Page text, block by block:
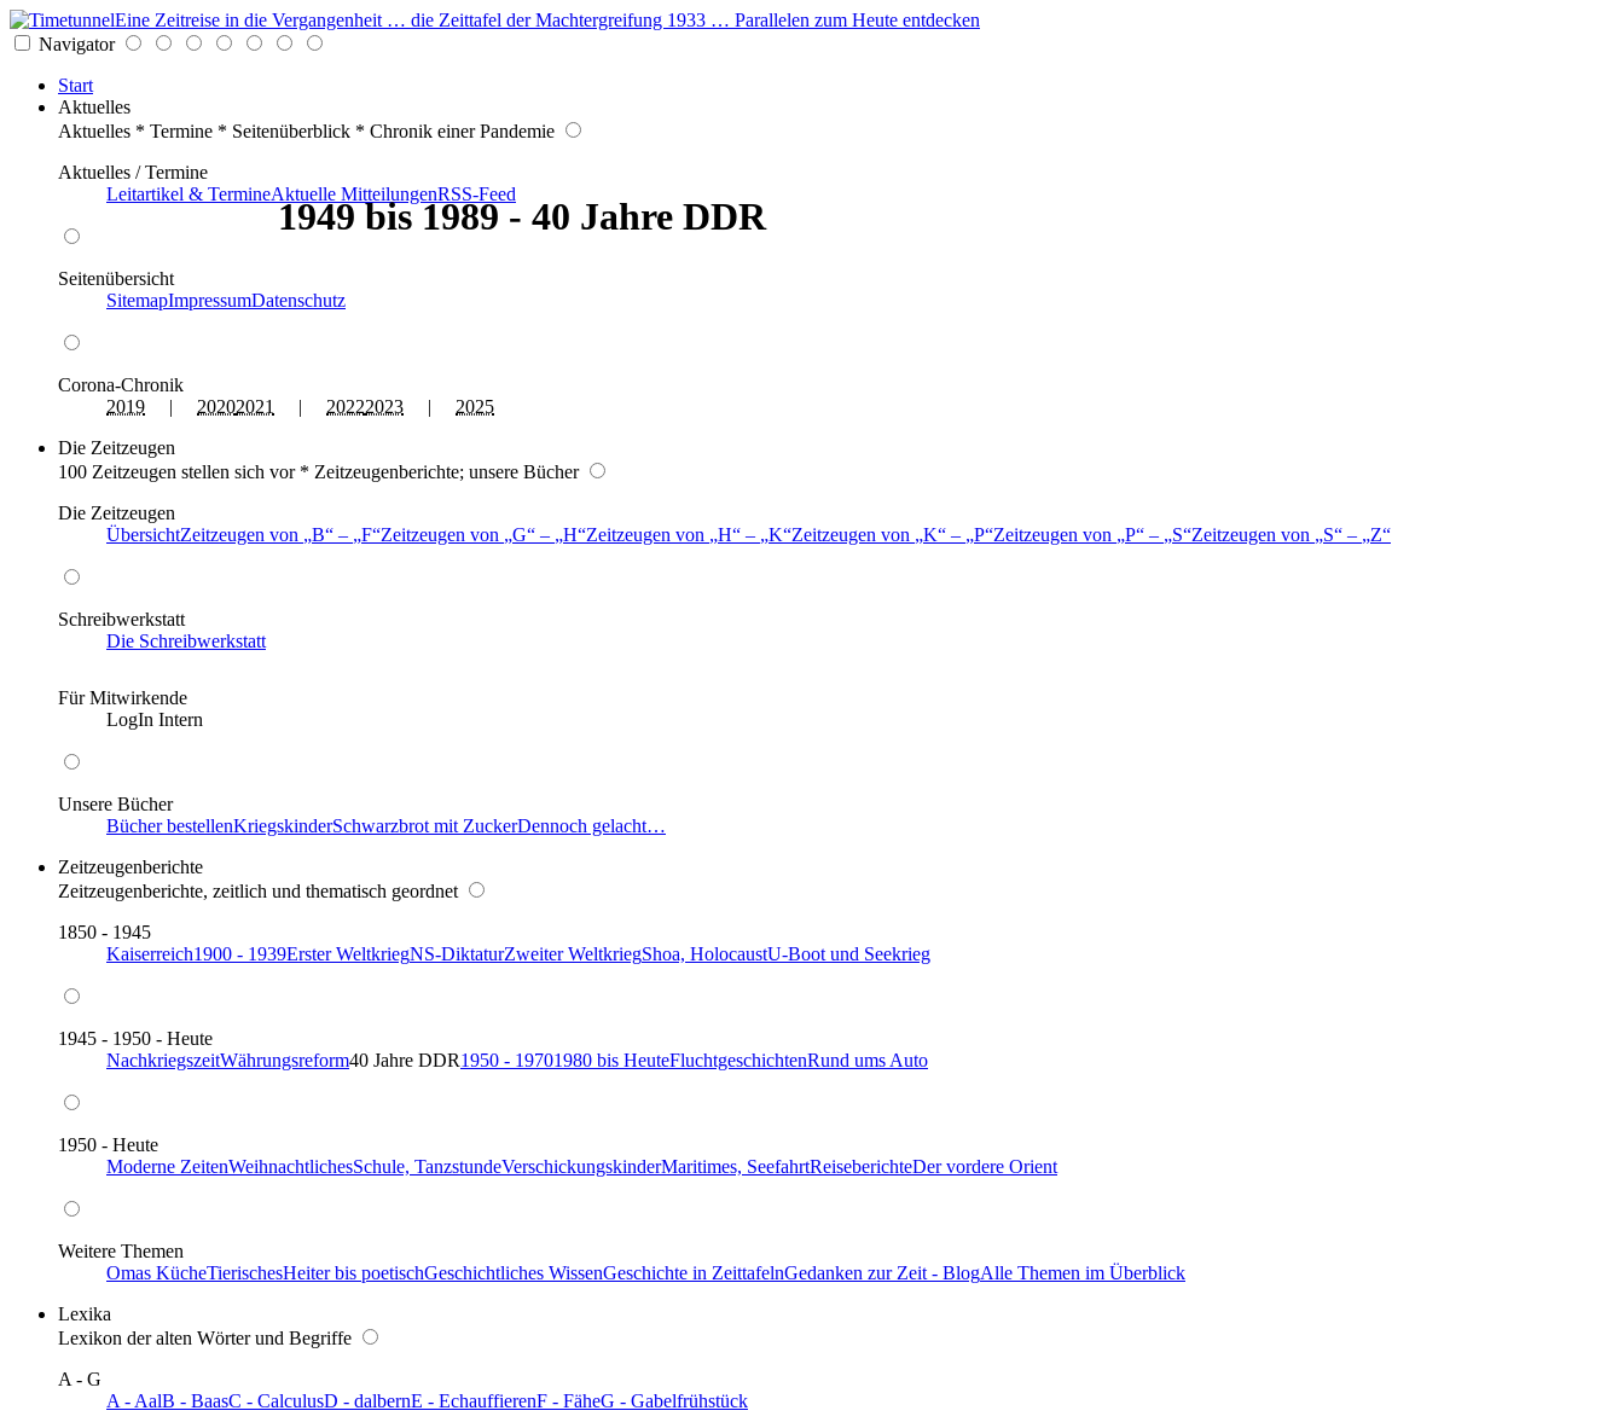
Eine Zeitreise in die Vergangenheit … die Zeittafel der Machtergreifung 1933 … Parallelen zum Heute entdecken
Navigator
Start
Aktuelles
Aktuelles * Termine * Seitenüberblick * Chronik einer Pandemie
Aktuelles / Termine
Leitartikel & TermineAktuelle MitteilungenRSS-Feed
Seitenübersicht
SitemapImpressumDatenschutz
Corona-Chronik
2019 | 20202021 | 20222023 | 2025
Die Zeitzeugen
100 Zeitzeugen stellen sich vor * Zeitzeugenberichte; unsere Bücher
Die Zeitzeugen
ÜbersichtZeitzeugen von B – F Zeitzeugen von G – H Zeitzeugen von H – K Zeitzeugen von K – P Zeitzeugen von P – S Zeitzeugen von S – Z
Schreibwerkstatt
Die Schreibwerkstatt
Für Mitwirkende
LogIn Intern
Unsere Bücher
Bücher bestellenKriegskinderSchwarzbrot mit ZuckerDennoch gelacht…
Zeitzeugenberichte
Zeitzeugenberichte, zeitlich und thematisch geordnet
1850 - 1945
Kaiserreich1900 - 1939Erster WeltkriegNS-DiktaturZweiter WeltkriegShoa, HolocaustU-Boot und Seekrieg
1945 - 1950 - Heute
NachkriegszeitWährungsreform40 Jahre DDR1950 - 19701980 bis HeuteFluchtgeschichtenRund ums Auto
1950 - Heute
Moderne ZeitenWeihnachtlichesSchule, TanzstundeVerschickungskinderMaritimes, SeefahrtReiseberichteDer vordere Orient
Weitere Themen
Omas KücheTierischesHeiter bis poetischGeschichtliches WissenGeschichte in ZeittafelnGedanken zur Zeit - BlogAlle Themen im Überblick
Lexika
Lexikon der alten Wörter und Begriffe
A - G
A - AalB - BaasC - CalculusD - dalbernE - EchauffierenF - FäheG - Gabelfrühstück
1949 bis 1989 - 40 Jahre DDR